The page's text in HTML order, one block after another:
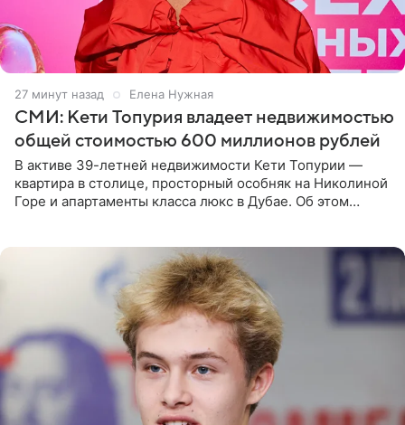
28 минут назад Елена Нужная
СМИ: Кети Топурия владеет недвижимостью
общей стоимостью 600 миллионов рублей
В активе 39-летней недвижимости Кети Топурии —
квартира в столице, просторный особняк на Николиной
Горе и апартаменты класса люкс в Дубае. Об этом